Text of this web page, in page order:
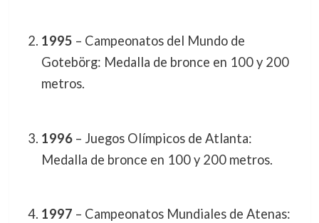
1995 – Campeonatos del Mundo de
Gotebörg: Medalla de bronce en 100 y 200
metros.
1996– Juegos Olímpicos de Atlanta:
Medalla de bronce en 100 y 200 metros.
1997 – Campeonatos Mundiales de Atenas: